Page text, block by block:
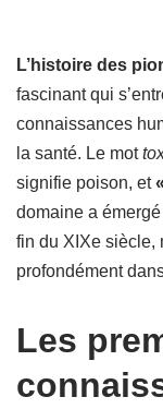
L’histoire des
fascinant qui
connaissances
la santé. Le mot
signifie poison, et
domaine a
fin du XIXe siècle,
profondément
Les